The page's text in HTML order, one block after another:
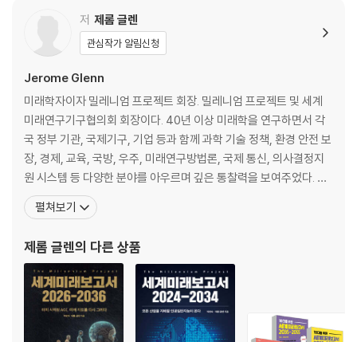
4. 언론 분야에서 AI의 활약: 좋은 선택과 나쁜 선택
5. 영화 분야에서 AI의 활약: 제작비의 90% 절감
7. 건강 분야에서 AI의 활약: 스마트워치의 진화
8. 제조 분야에서 AI의 활약: 데이터의 활약 지켜보기
9. 우주산업에서 AI의 활약: 인간의 화성 탐험 앞당겨진다
PART 3. 넥스트 테크놀러지
Chapter 5. 로봇공학의 발전
1. 스마트폰 다음은 휴머노이드 로봇
2. 생성형 AI가 주도하는 로봇 혁명
3. 로봇 교육에 최적인 생성형 AI
4. 휴머노이드를 만드는 핵심 기술
5. 더욱더 인간처럼, 안드로이드
Chapter 6. AI 의료 혁명
저 제롬 글렌
관심작가 알림신청
Jerome Glenn
미래학자이자 밀레니엄 프로젝트 회장. 밀레니엄 프로젝트 및 세계
미래연구기구협의회 회장이다. 40년 이상 미래학을 연구하면서 각
국 정부 기관, 국제기구, 기업 등과 함께 과학 기술 정책, 환경 안전 보
장, 경제, 교육, 국방, 우주, 미래연구방법론, 국제 통신, 의사결정지
원 시스템 등 다양한 분야를 아우르며 깊은 통찰력을 보여주었다. 또
한 정부 부처, 대학, 유엔 기구 및 각종 비정부 기구, 기업 등 다양한
기관에서 주최하는 국제 회의에서 미래에 대한 기조연설을 하고 있
다양한 분야에서 미래 예측
펼쳐보기
제롬 글렌의 다른 상품